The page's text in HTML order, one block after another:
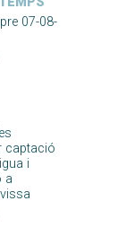
07-08-
captació
i
a